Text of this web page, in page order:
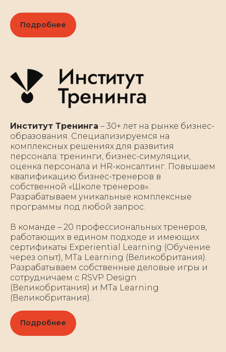
Подробнее
Институт Тренинга – 30+ лет на рынке бизнес-
образования. Специализируемся на
комплексных решениях для развития
персонала: тренинги, бизнес-симуляции,
оценка персонала и HR-консалтинг. Повышаем
квалификацию бизнес-тренеров в
собственной «Школе тренеров».
Разрабатываем уникальные комплексные
программы под любой запрос.
В команде – 20 профессиональных тренеров,
работающих в едином подходе и имеющих
сертификаты Experiential Learning (Обучение
через опыт), MTa Learning (Великобритания).
Разрабатываем собственные деловые игры и
сотрудничаем с RSVP Design
(Великобритания) и MTa Learning
(Великобритания).
Подробнее